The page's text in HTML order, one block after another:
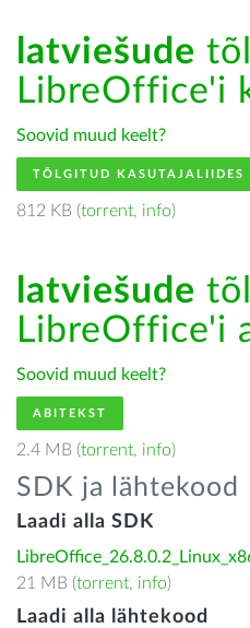
latviešude
LibreOffice'i
Soovid muud keelt?
TÕLGITUD KASUTAJALIIDES
812 KB (torrent, info)
latviešude
LibreOffice'i
Soovid muud keelt?
ABITEKST
2.4 MB (torrent, info)
SDK ja lähtekood
Laadi alla SDK
21 MB (torrent, info)
Laadi alla lähtekood